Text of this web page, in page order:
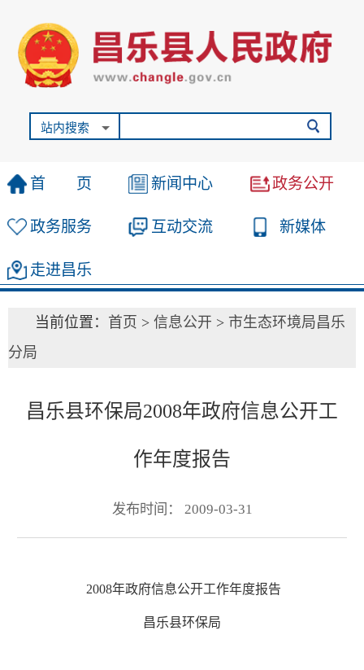
站内搜索
首 页 新闻中心 政务公开
政务服务 互动交流 新媒体
走进昌乐
当前位置： 首页 > 信息公开 > 市生态环境局昌乐
分局
昌乐县环保局2008年政府信息公开工
作年度报告
发布时间： 2009-03-31
2008年政府信息公开工作年度报告
昌乐县环保局